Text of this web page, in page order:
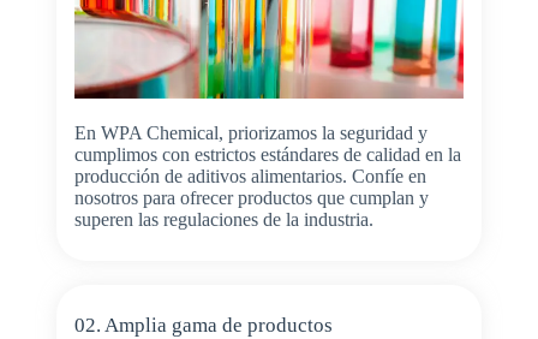
En WPA Chemical, priorizamos la seguridad y
cumplimos con estrictos estándares de calidad en la
producción de aditivos alimentarios. Confíe en
nosotros para ofrecer productos que cumplan y
superen las regulaciones de la industria.
02. Amplia gama de productos